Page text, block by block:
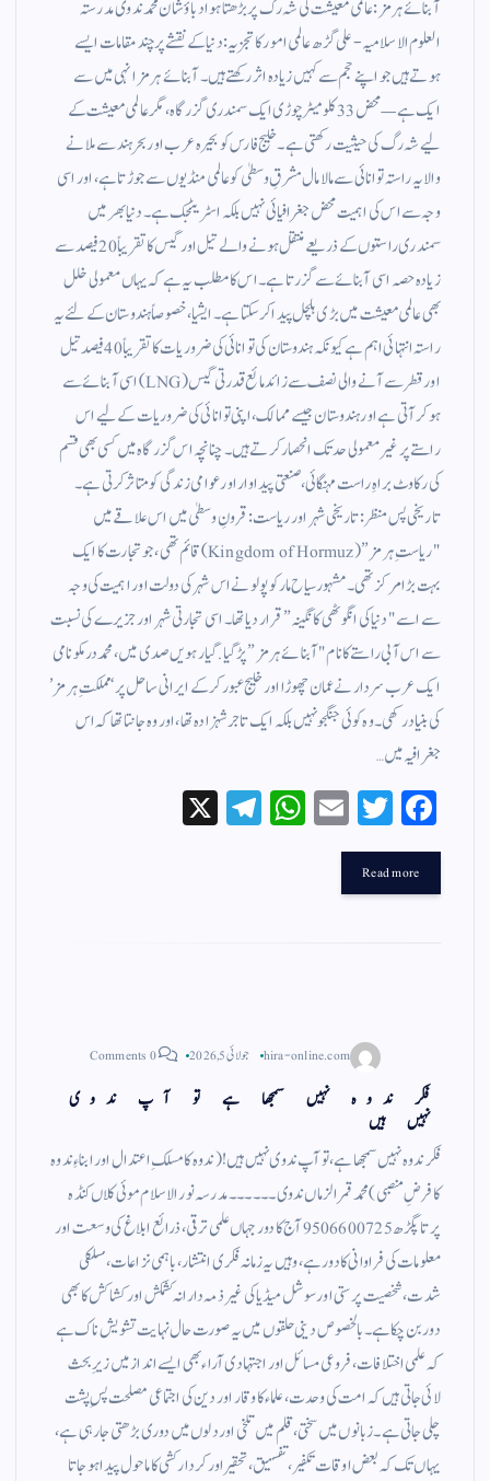
آبنائے ہرمز: عالمی معیشت کی شہ رگ پر بڑھتا ہوا دباؤ شان محمد ندوی مدرستہ
العلوم الاسلامیہ -علی گڑھ عالمی امور کا تجزیہ: دنیا کے نقشے پر چند مقامات ایسے
ہوتے ہیں جو اپنے حجم سے کہیں زیادہ اثر رکھتے ہیں۔ آبنائے ہرمز انہی میں سے
ایک ہے—محض 33 کلومیٹر چوڑی ایک سمندری گزرگاہ، مگر عالمی معیشت کے
لیے شہ رگ کی حیثیت رکھتی ہے۔ خلیج فارس کو بحیرہ عرب اور بحر ہند سے ملانے
والا یہ راستہ توانائی سے مالا مال مشرقِ وسطیٰ کو عالمی منڈیوں سے جوڑتا ہے، اور اسی
وجہ سے اس کی اہمیت محض جغرافیائی نہیں بلکہ اسٹریٹجک ہے۔ دنیا بھر میں
سمندری راستوں کے ذریعے منتقل ہونے والے تیل اور گیس کا تقریباً 20 فیصد سے
زیادہ حصہ اسی آبنائے سے گزرتا ہے۔ اس کا مطلب یہ ہے کہ یہاں معمولی خلل
بھی عالمی معیشت میں بڑی ہلچل پیدا کر سکتا ہے۔ ایشیا، خصوصاً ہندوستان کے لئے یہ
راستہ انتہائی اہم ہے کیونکہ ہندوستان کی توانائی کی ضروریات کا تقریباً 40 فیصد تیل
اور قطر سے آنے والی نصف سے زائد مائع قدرتی گیس (LNG) اسی آبنائے سے
ہوکر آتی ہے اور ہندوستان جیسے ممالک، اپنی توانائی کی ضروریات کے لیے اس
راستے پر غیر معمولی حد تک انحصار کرتے ہیں۔ چنانچہ اس گزرگاہ میں کسی بھی قسم
کی رکاوٹ براہِ راست مہنگائی، صنعتی پیداوار اور عوامی زندگی کو متاثر کرتی ہے۔
تاریخی پس منظر : تاریخی شہر اور ریاست: قرونِ وسطیٰ میں اس علاقے میں
"ریاستِ ہرمز” (Kingdom of Hormuz) قائم تھی، جو تجارت کا ایک
بہت بڑا مرکز تھی۔ مشہور سیاح مارکو پولو نے اس شہر کی دولت اور اہمیت کی وجہ
سے اسے "دنیا کی انگوٹھی کا نگینہ” قرار دیا تھا۔ اسی تجارتی شہر اور جزیرے کی نسبت
سے اس آبی راستے کا نام "آبنائے ہرمز” پڑ گیا. گیارہویں صدی میں، محمد درمکو نامی
ایک عرب سردار نے عمان چھوڑا اور خلیج عبور کر کے ایرانی ساحل پر ‘مملکتِ ہرمز’
کی بنیاد رکھی۔ وہ کوئی جنگجو نہیں بلکہ ایک تاجر شہزادہ تھا، اور وہ جانتا تھا کہ اس
جغرافیہ میں…
Fa
ce
bo
ok
T
wi
r
E
m
W
ha
Te
le
Read more
hira-online.com جولائی 5, 2026 0 Comments
فکر ندوہ نہیں سمجھا ہے تو آپ ندوی
نہیں ہیں
فکر ندوہ نہیں سمجھا ہے، تو آپ ندوی نہیں ہیں ! (ندوہ کا مسلکِ اعتدال اور ابناءِ ندوہ
کا فرضِ منصبی) محمد قمر الزماں ندوی ۔۔۔۔۔۔ مدرسہ نور الاسلام موئی کلاں کنڈہ
پرتاپگڑھ 9506600725 آج کا دور جہاں علمی ترقی، ذرائع ابلاغ کی وسعت اور
معلومات کی فراوانی کا دور ہے، وہیں یہ زمانہ فکری انتشار، باہمی نزاعات، مسلکی
شدت، شخصیت پرستی اور سوشل میڈیا کی غیر ذمہ دارانہ کشمکش اور کشاکش کا بھی
دور بن چکا ہے۔ بالخصوص دینی حلقوں میں یہ صورت حال نہایت تشویش ناک ہے
کہ علمی اختلافات، فروعی مسائل اور اجتہادی آراء بھی ایسے انداز میں زیرِ بحث
لائی جاتی ہیں کہ امت کی وحدت، علماء کا وقار اور دین کی اجتماعی مصلحت پسِ پشت
چلی جاتی ہے۔ زبانوں میں سختی، قلم میں تلخی اور دلوں میں دوری بڑھتی جا رہی ہے،
یہاں تک کہ بعض اوقات تکفیر، تفسیق، تحقیر اور کردار کشی کا ماحول پیدا ہو جاتا